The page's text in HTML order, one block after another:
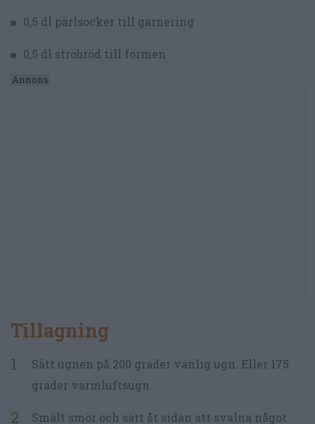
0,5 dl pärlsocker till garnering
0,5 dl ströbröd till formen
Tillagning
Sätt ugnen på 200 grader vanlig ugn. Eller 175
grader varmluftsugn.
Smält smör och sätt åt sidan att svalna något.